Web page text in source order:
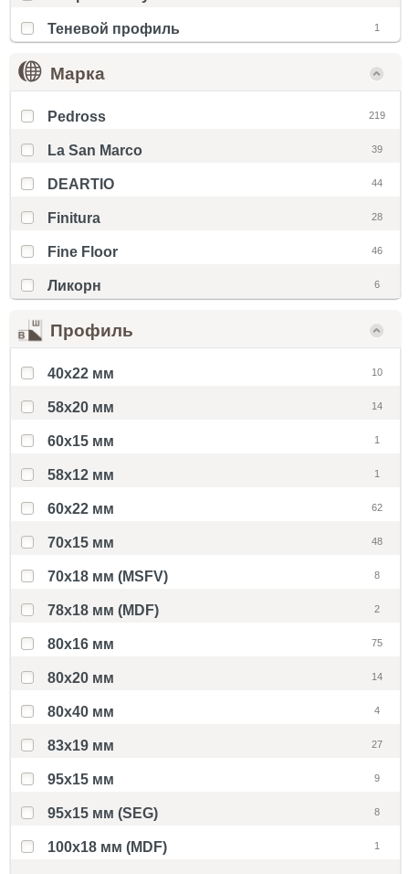
Теневой профиль 1
Марка
Pedross 219
La San Marco 39
DEARTIO 44
Finitura 28
Fine Floor 46
Ликорн 6
Профиль
40x22 мм 10
58x20 мм 14
60x15 мм 1
58х12 мм 1
60x22 мм 62
70x15 мм 48
70x18 мм (MSFV) 8
78x18 мм (MDF) 2
80x16 мм 75
80x20 мм 14
80x40 мм 4
83x19 мм 27
95x15 мм 9
95x15 мм (SEG) 8
100x18 мм (MDF) 1